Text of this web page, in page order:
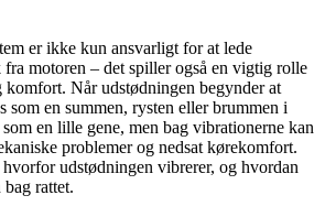
er ikke kun ansvarligt for at lede
motoren – det spiller også en vigtig rolle
Når udstødningen begynder at
som en summen, rysten eller brummen i
en lille gene, men bag vibrationerne kan
problemer og nedsat kørekomfort.
udstødningen vibrerer, og hvordan
rattet.